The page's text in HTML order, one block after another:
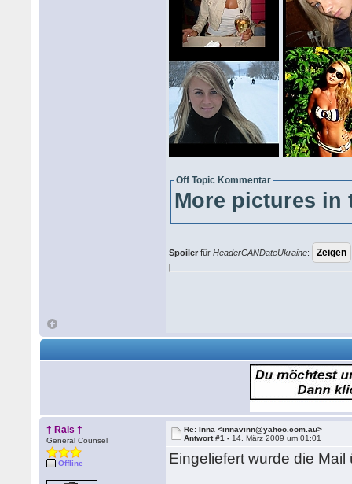
Off Topic Kommentar
More pictures in
Spoiler fürHeaderCANDateUkraine:
† Rais †
General Counsel
Offline
Re: Inna <innavinn@yahoo.com.au>
Antwort #1 - 14. März 2009 um 01:01
Eingeliefert wurde die Mail